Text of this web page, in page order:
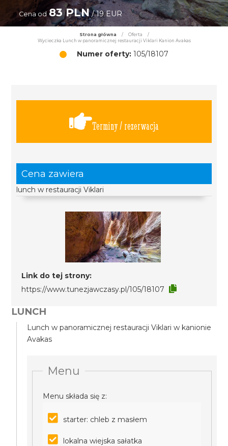
Cena od 83 PLN/ 19 EUR
Strona główna / Oferta
/
Wycieczka Lunch w panoramicznej restauracji Viklari Kanion Avakas
Numer oferty: 105/18107
Terminy / rezerwacja
Cena zawiera
lunch w restauracji Viklari
Link do tej strony:
https://www.tunezjawczasy.pl/105/18107
LUNCH
Lunch w panoramicznej restauracji Viklari w kanionie
Avakas
Menu
Menu składa się z:
starter: chleb z masłem
lokalna wiejska sałatka